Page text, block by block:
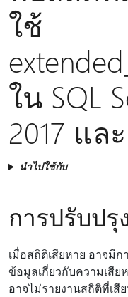
ใช้
ใน SQL
2017 แล
นำไปใช้กับ
การปรับปรุง
เมื่อสถิติเสียหาย อาจมี
ข้อมูลเกี่ยวกับความเสีย
อาจไม่รายงานสถิติที่เสี